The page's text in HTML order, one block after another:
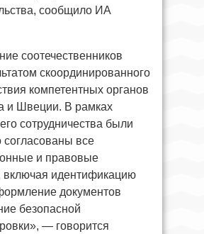
сообщило ИА
соотечественников
скоординированного
компетентных органов
и Швеции. В рамках
сотрудничества были
согласованы все
и правовые
включая идентификацию
документов
безопасной
— говорится